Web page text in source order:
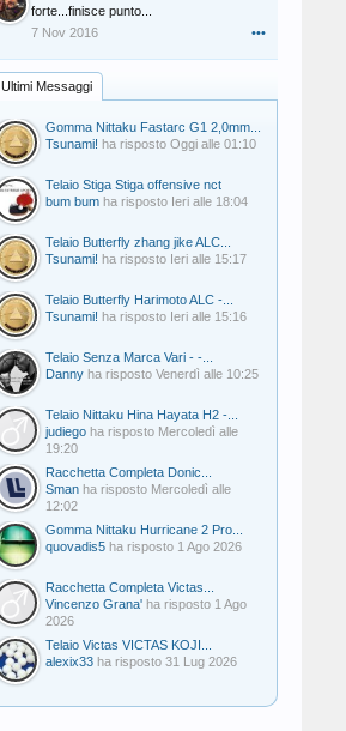
forte...finisce punto...
7 Nov 2016
•••
Ultimi Messaggi
Gomma Nittaku Fastarc G1 2,0mm...
Tsunami! ha risposto Oggi alle 01:10
Telaio Stiga Stiga offensive nct
bum bum ha risposto Ieri alle 18:04
Telaio Butterfly zhang jike ALC...
Tsunami! ha risposto Ieri alle 15:17
Telaio Butterfly Harimoto ALC -...
Tsunami! ha risposto Ieri alle 15:16
Telaio Senza Marca Vari - -...
Danny ha risposto Venerdì alle 10:25
Telaio Nittaku Hina Hayata H2 -...
judiego ha risposto Mercoledì alle
19:20
Racchetta Completa Donic...
Sman ha risposto Mercoledì alle
12:02
Gomma Nittaku Hurricane 2 Pro...
quovadis5 ha risposto 1 Ago 2026
Racchetta Completa Victas...
Vincenzo Grana' ha risposto 1 Ago
2026
Telaio Victas VICTAS KOJI...
alexix33 ha risposto 31 Lug 2026